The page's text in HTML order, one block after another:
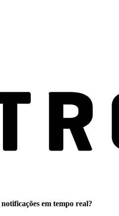
notificações em tempo real?